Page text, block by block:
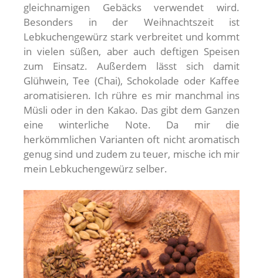
gleichnamigen Gebäcks verwendet wird.
Besonders in der Weihnachtszeit ist
Lebkuchengewürz stark verbreitet und kommt
in vielen süßen, aber auch deftigen Speisen
zum Einsatz. Außerdem lässt sich damit
Glühwein, Tee (Chai), Schokolade oder Kaffee
aromatisieren. Ich rühre es mir manchmal ins
Müsli oder in den Kakao. Das gibt dem Ganzen
eine winterliche Note. Da mir die
herkömmlichen Varianten oft nicht aromatisch
genug sind und zudem zu teuer, mische ich mir
mein Lebkuchengewürz selber.